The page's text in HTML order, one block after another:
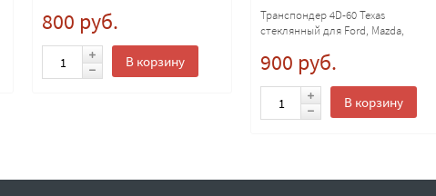
800 руб.
В корзину
Транспондер 4D-60 Texas
стеклянный для Ford, Mazda,
900 руб.
В корзину